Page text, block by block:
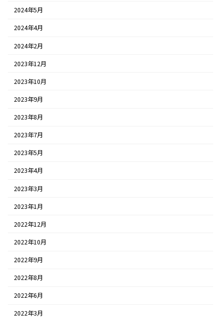
2024年5月
2024年4月
2024年2月
2023年12月
2023年10月
2023年9月
2023年8月
2023年7月
2023年5月
2023年4月
2023年3月
2023年1月
2022年12月
2022年10月
2022年9月
2022年8月
2022年6月
2022年3月